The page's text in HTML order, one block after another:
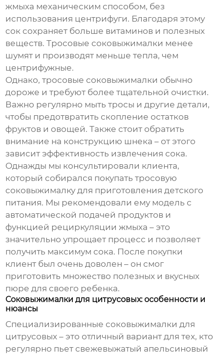
жмыха механическим способом, без
использования центрифуги. Благодаря этому
сок сохраняет больше витаминов и полезных
веществ. Тросовые соковыжималки менее
шумят и производят меньше тепла, чем
центрифужные.
Однако, тросовые соковыжималки обычно
дороже и требуют более тщательной очистки.
Важно регулярно мыть тросы и другие детали,
чтобы предотвратить скопление остатков
фруктов и овощей. Также стоит обратить
внимание на конструкцию шнека – от этого
зависит эффективность извлечения сока.
Однажды мы консультировали клиента,
который собирался покупать тросовую
соковыжималку для приготовления детского
питания. Мы рекомендовали ему модель с
автоматической подачей продуктов и
функцией рециркуляции жмыха – это
значительно упрощает процесс и позволяет
получить максимум сока. После покупки
клиент был очень доволен – он смог
приготовить множество полезных и вкусных
пюре для своего ребенка.
Соковыжималки для цитрусовых: особенности и
нюансы
Специализированные соковыжималки для
цитрусовых – это отличный вариант для тех, кто
регулярно пьет свежевыжатый апельсиновый